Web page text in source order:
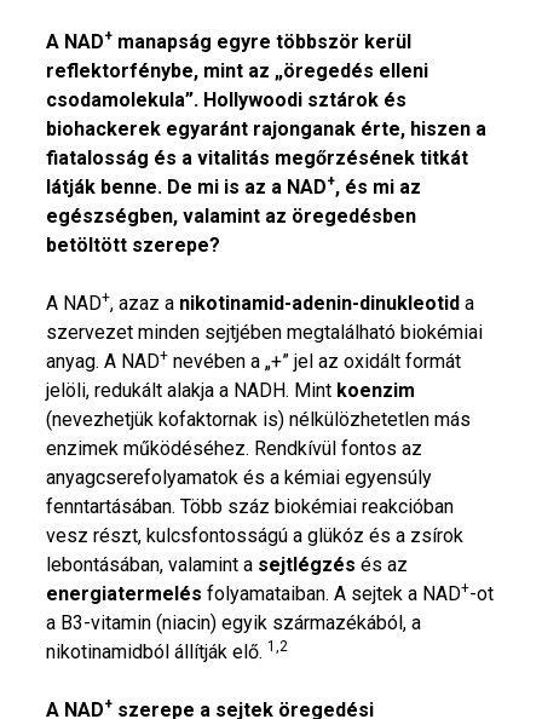
A NAD+manapság egyre többször kerül
reflektorfénybe, mint az „öregedés elleni
csodamolekula”. Hollywoodi sztárok és
biohackerek egyaránt rajonganak érte, hiszen a
fiatalosság és a vitalitás megőrzésének titkát
látják benne. De mi is az a NAD+, és mi az
egészségben, valamint az öregedésben
betöltött szerepe?
A NAD+, azaz a nikotinamid-adenin-dinukleotid a
szervezet minden sejtjében megtalálható biokémiai
anyag. A NAD+nevében a „+” jel az oxidált formát
jelöli, redukált alakja a NADH. Mint koenzim
(nevezhetjük kofaktornak is) nélkülözhetetlen más
enzimek működéséhez. Rendkívül fontos az
anyagcserefolyamatok és a kémiai egyensúly
fenntartásában. Több száz biokémiai reakcióban
vesz részt, kulcsfontosságú a glükóz és a zsírok
lebontásában, valamint a sejtlégzés és az
energiatermelés folyamataiban. A sejtek a NAD+-ot
a B3-vitamin (niacin) egyik származékából, a
nikotinamidból állítják elő. 1,2
A NAD+szerepe a sejtek öregedési